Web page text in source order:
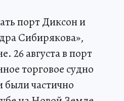
порт Диксон и
Сибирякова»,
26 августа в порт
торговое судно
были частично